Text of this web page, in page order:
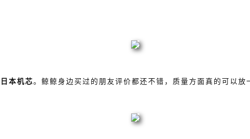
日本机芯。鲸鲸身边买过的朋友评价都还不错，质量方面真的可以放